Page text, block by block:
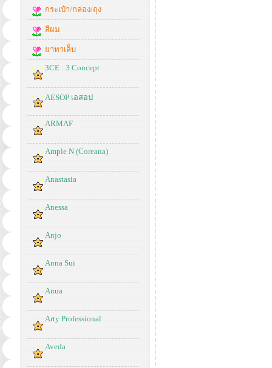
กระเป๋า/กล่อง/ถุง
สีผม
ยาทาเล็บ
3CE : 3 Concept
AESOP เอสอป
ARMAF
Ample N (Coreana)
Anastasia
Anessa
Anjo
Anna Sui
Anua
Arty Professional
Aveda